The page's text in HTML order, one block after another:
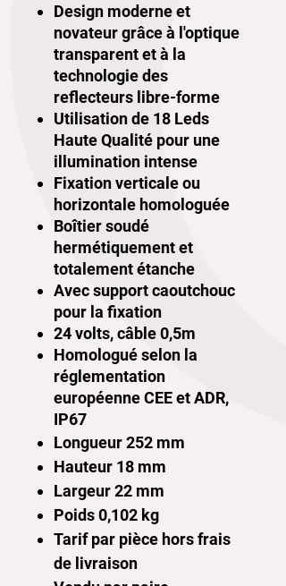
Design moderne et
novateur grâce à l'optique
transparent et à la
technologie des
reflecteurs libre-forme
Utilisation de 18 Leds
Haute Qualité pour une
illumination intense
Fixation verticale ou
horizontale homologuée
Boîtier soudé
hermétiquement et
totalement étanche
Avec support caoutchouc
pour la fixation
24 volts, câble 0,5m
Homologué selon la
réglementation
européenne CEE et ADR,
IP67
Longueur 252 mm
Hauteur 18 mm
Largeur 22 mm
Poids 0,102 kg
Tarif par pièce hors frais
de livraison